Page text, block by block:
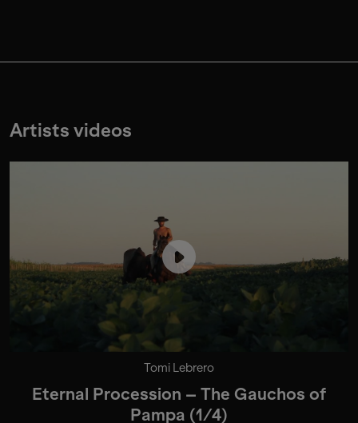
Artists videos
Tomi Lebrero
Eternal Procession – The Gauchos of
Pampa (1/4)